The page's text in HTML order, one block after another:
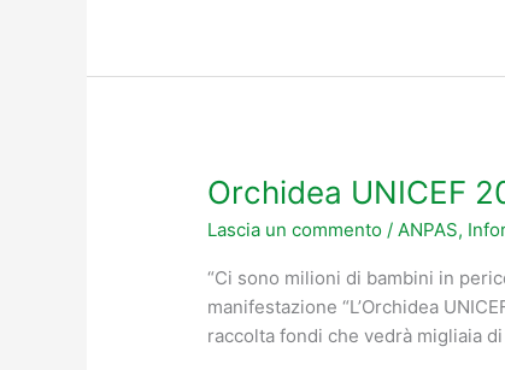
Orchidea UNICEF
Lascia un commento /ANPAS,
“Ci sono milioni di bambini in
manifestazione “L’Orchidea
raccolta fondi che vedrà migliaia
Orchidea
2017
a
Caposele